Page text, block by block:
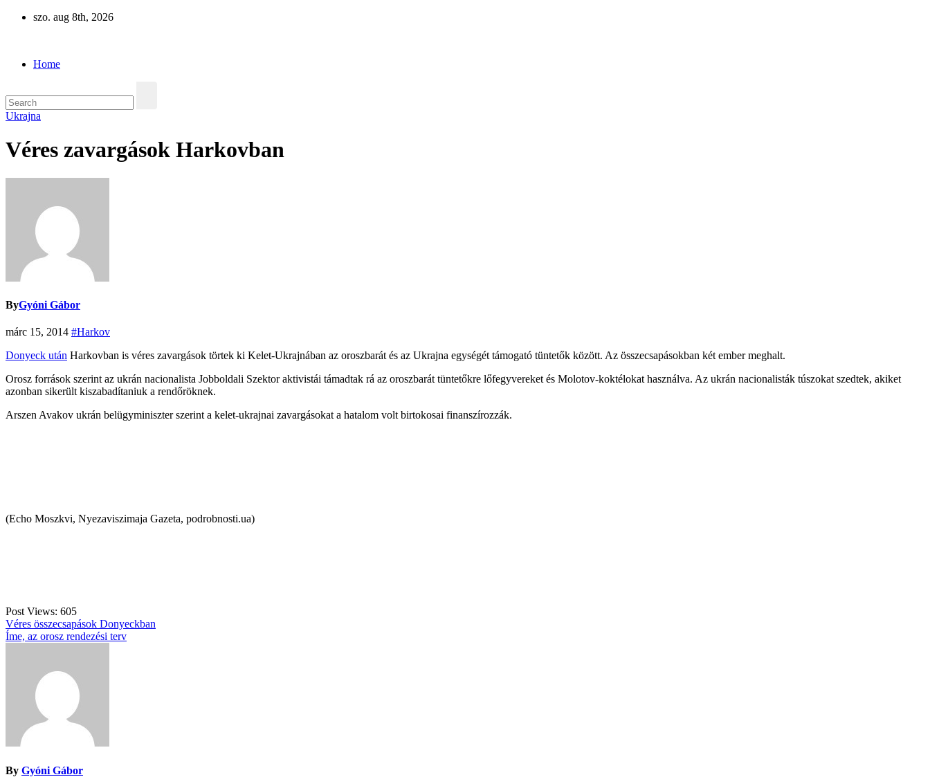
Skip
szo. aug 8th, 2026
Home
Ukrajna
Véres zavargások Harkovban
ByGyóni Gábor
márc 15, 2014 #Harkov
Donyeck után Harkovban is véres zavargások törtek ki Kelet-Ukrajnában az oroszbarát és az Ukrajna egységét támogató tüntetők között. Az összecsapásokban két ember meghalt.
Orosz források szerint az ukrán nacionalista Jobboldali Szektor aktivistái támadtak rá az oroszbarát tüntetőkre lőfegyvereket és Molotov-koktélokat használva. Az ukrán nacionalisták túszokat szedtek, akiket
azonban sikerült kiszabadítaniuk a rendőröknek.
Arszen Avakov ukrán belügyminiszter szerint a kelet-ukrajnai zavargásokat a hatalom volt birtokosai finanszírozzák.
(Echo Moszkvi, Nyezaviszimaja Gazeta, podrobnosti.ua)
Post Views: 605
Bejegyzés
navigáció
Véres összecsapások Donyeckban
Íme, az orosz rendezési terv
By Gyóni Gábor